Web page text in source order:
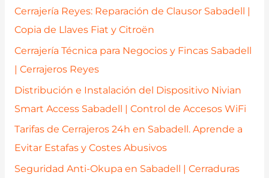
p
o
Cerrajería Reyes: Reparación de Clausor Sabadell |
Copia de Llaves Fiat y Citroën
Cerrajería Técnica para Negocios y Fincas Sabadell
| Cerrajeros Reyes
Distribución e Instalación del Dispositivo Nivian
Smart Access Sabadell | Control de Accesos WiFi
Tarifas de Cerrajeros 24h en Sabadell. Aprende a
Evitar Estafas y Costes Abusivos
Seguridad Anti-Okupa en Sabadell | Cerraduras